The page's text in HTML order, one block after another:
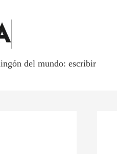
del mundo: escribir